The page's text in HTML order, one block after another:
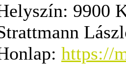
9900
https://